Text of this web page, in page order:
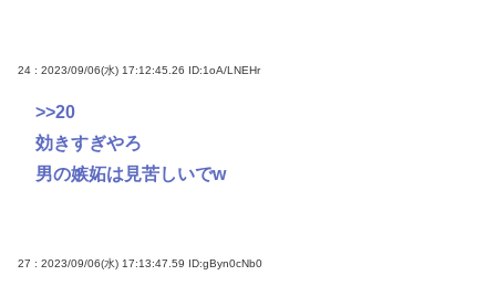
24 : 2023/09/06(水) 17:12:45.26 ID:1oA/LNEHr
>>20
効きすぎやろ
男の嫉妬は見苦しいでw
27 : 2023/09/06(水) 17:13:47.59 ID:gByn0cNb0